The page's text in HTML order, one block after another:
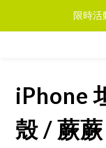
限時活
iPhone
殼 / 蕨